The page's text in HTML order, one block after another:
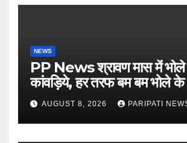
NEWS
PP News श्रावण मास में
कांवड़िये, हर तरफ बम बम भोले
see more..
AUGUST 8, 2026 PARIPATI